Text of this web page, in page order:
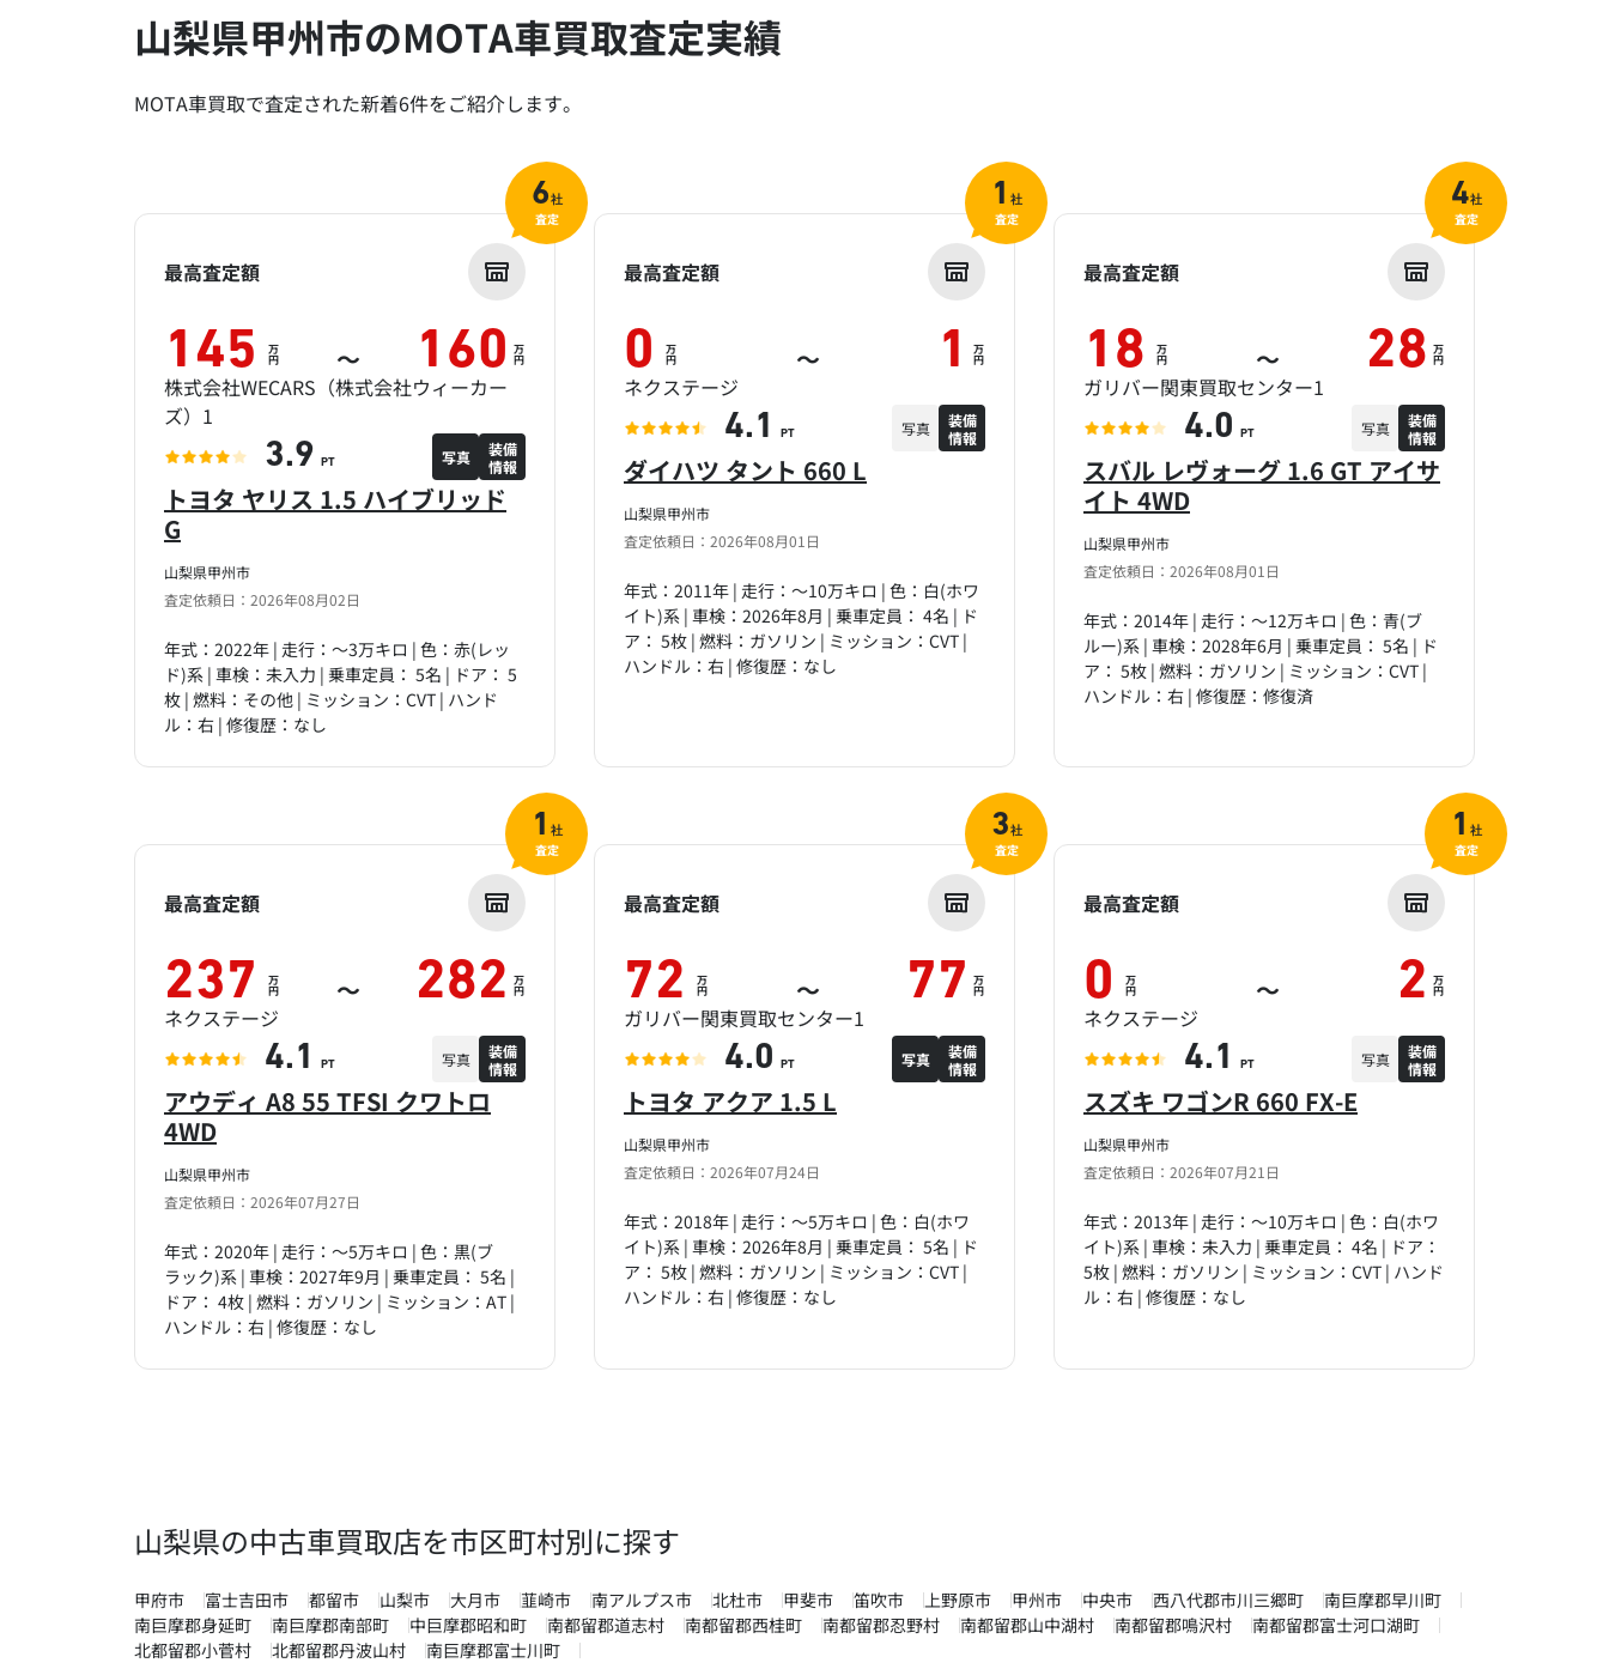
山梨県甲州市のMOTA車買取査定実績
MOTA車買取で査定された新着6件をご紹介します。
山梨県甲州市
査定依頼日：2026年08月02日
トヨタ ヤリス 1.5 ハイブリッド
G
年式：2022年 | 走行：～3万キロ | 色：赤(レッ
ド)系 | 車検：未入力 | 乗車定員： 5名 | ドア： 5
枚 | 燃料：その他 | ミッション：CVT | ハンド
ル：右 | 修復歴：なし
最高査定額
145 万
円 ～ 160 万
円
株式会社WECARS（株式会社ウィーカー
ズ）1
3.9 PT 写真
装備
情報
6社
査定
山梨県甲州市
査定依頼日：2026年08月01日
ダイハツ タント 660 L
年式：2011年 | 走行：～10万キロ | 色：白(ホワ
イト)系 | 車検：2026年8月 | 乗車定員： 4名 | ド
ア： 5枚 | 燃料：ガソリン | ミッション：CVT |
ハンドル：右 | 修復歴：なし
最高査定額
0 万
円 ～ 1 万
円
ネクステージ
4.1 PT 写真
装備
情報
1 社
査定
山梨県甲州市
査定依頼日：2026年08月01日
スバル レヴォーグ 1.6 GT アイサ
イト 4WD
年式：2014年 | 走行：～12万キロ | 色：青(ブ
ルー)系 | 車検：2028年6月 | 乗車定員： 5名 | ド
ア： 5枚 | 燃料：ガソリン | ミッション：CVT |
ハンドル：右 | 修復歴：修復済
最高査定額
18 万
円 ～ 28 万
円
ガリバー関東買取センター1
4.0 PT 写真
装備
情報
4社
査定
山梨県甲州市
査定依頼日：2026年07月27日
アウディ A8 55 TFSI クワトロ
4WD
年式：2020年 | 走行：～5万キロ | 色：黒(ブ
ラック)系 | 車検：2027年9月 | 乗車定員： 5名 |
ドア： 4枚 | 燃料：ガソリン | ミッション：AT |
ハンドル：右 | 修復歴：なし
最高査定額
237 万
円 ～ 282 万
円
ネクステージ
4.1 PT 写真
装備
情報
1 社
査定
山梨県甲州市
査定依頼日：2026年07月24日
トヨタ アクア 1.5 L
年式：2018年 | 走行：～5万キロ | 色：白(ホワ
イト)系 | 車検：2026年8月 | 乗車定員： 5名 | ド
ア： 5枚 | 燃料：ガソリン | ミッション：CVT |
ハンドル：右 | 修復歴：なし
最高査定額
72 万
円 ～ 77 万
円
ガリバー関東買取センター1
4.0 PT 写真
装備
情報
3社
査定
山梨県甲州市
査定依頼日：2026年07月21日
スズキ ワゴンR 660 FX-E
年式：2013年 | 走行：～10万キロ | 色：白(ホワ
イト)系 | 車検：未入力 | 乗車定員： 4名 | ドア：
5枚 | 燃料：ガソリン | ミッション：CVT | ハンド
ル：右 | 修復歴：なし
最高査定額
0 万
円 ～ 2 万
円
ネクステージ
4.1 PT 写真
装備
情報
1 社
査定
山梨県の中古車買取店を市区町村別に探す
甲府市 富士吉田市 都留市 山梨市 大月市 韮崎市 南アルプス市 北杜市 甲斐市 笛吹市 上野原市 甲州市 中央市 西八代郡市川三郷町
南巨摩郡早川町
南巨摩郡身延町
南巨摩郡南部町 中巨摩郡昭和町 南都留郡道志村 南都留郡西桂町 南都留郡忍野村 南都留郡山中湖村 南都留郡鳴沢村
南都留郡富士河口湖町
北都留郡小菅村
北都留郡丹波山村 南巨摩郡富士川町